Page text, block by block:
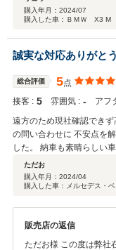
点としては近場にお店が無
購入年月： 2024/07
購入した車：ＢＭＷ X3 M
誠実な対応ありがと
総合評価 5点
接客 : 5 雰囲気 : ‐ アフ
遠方のため現社確認でき
の問い合わせに 不安点を
した。 納車も素晴らしい
いいたします。
ただお
購入年月： 2024/04
購入した車：メルセデス・
販売店の返信
ただお様 この度は弊社